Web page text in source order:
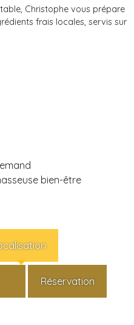
Christophe vous prépare
frais locales, servis sur
bien-être
Réservation